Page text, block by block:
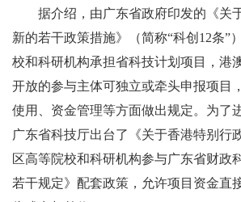
据介绍，由广东省政府印发的《关
新的若干政策措施》（简称“科创12条”
校和科研机构承担省科技计划项目，港
开放的参与主体可独立或牵头申报项目
使用、资金管理等方面做出规定。为了
广东省科技厅出台了《关于香港特别行
区高等院校和科研机构参与广东省财政
若干规定》配套政策，允许项目资金直